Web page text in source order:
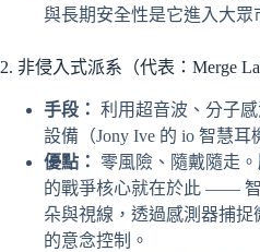
與長期安全性是它進入大眾
2. 非侵入式派系（代表：Merge
手段： 利用超音波、分子
設備（Jony Ive 的 io 智慧耳
優點：
零風險、隨戴隨走。
的戰爭核心就在於此 ——
朵與視線，透過感測器捕
的意念控制。